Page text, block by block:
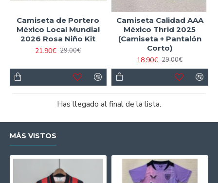
Camiseta de Portero
México Local Mundial
2026 Rosa Niño Kit
21.90€ 29.00€
Camiseta Calidad AAA
México Thrid 2025
(Camiseta + Pantalón
Corto)
18.90€ 29.00€
Has llegado al final de la lista.
MÁS VISTOS